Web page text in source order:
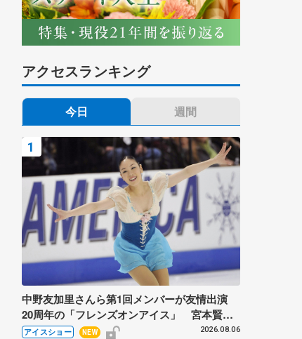
アクセスランキング
今日 週間
中野友加里さんら第1回メンバーが友情出演
20周年の「フレンズオンアイス」 宮本賢二
さん、有川梨絵さん、田村岳斗さんも
アイスショー NEW 2026.08.06